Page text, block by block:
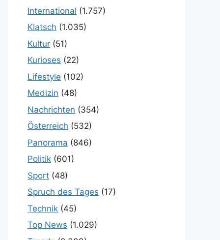
International (1.757)
Klatsch (1.035)
Kultur (51)
Kurioses (22)
Lifestyle (102)
Medizin (48)
Nachrichten (354)
Österreich (532)
Panorama (846)
Politik (601)
Sport (48)
Spruch des Tages (17)
Technik (45)
Top News (1.029)